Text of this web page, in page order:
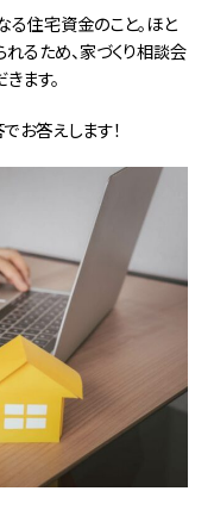
る住宅資金のこと。ほと
るため、家づくり相談会
ます。
お答えします！